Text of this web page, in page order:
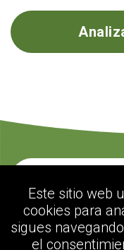
Este sitio web
cookies para
sigues
el